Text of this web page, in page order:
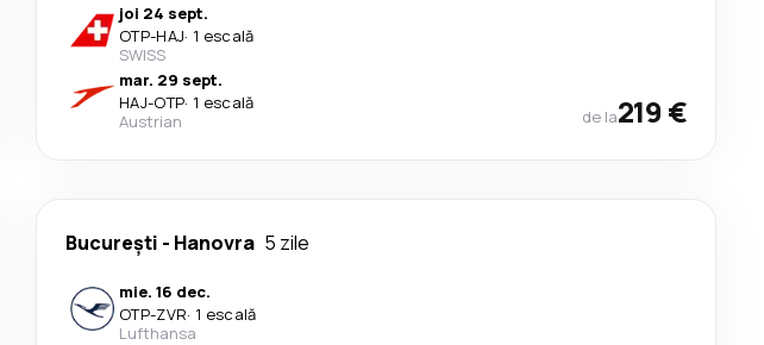
joi 24 sept.
OTP-HAJ· 1 escală
SWISS
mar. 29 sept.
HAJ-OTP· 1 escală
Austrian
de la219 €
București - Hanovra 5 zile
mie. 16 dec.
OTP-ZVR· 1 escală
Lufthansa